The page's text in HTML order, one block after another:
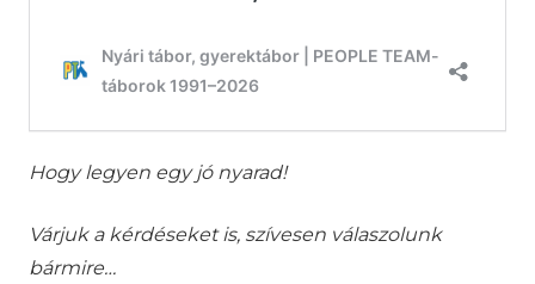
Hogy legyen egy jó nyarad!
Várjuk a kérdéseket is, szívesen válaszolunk
bármire…